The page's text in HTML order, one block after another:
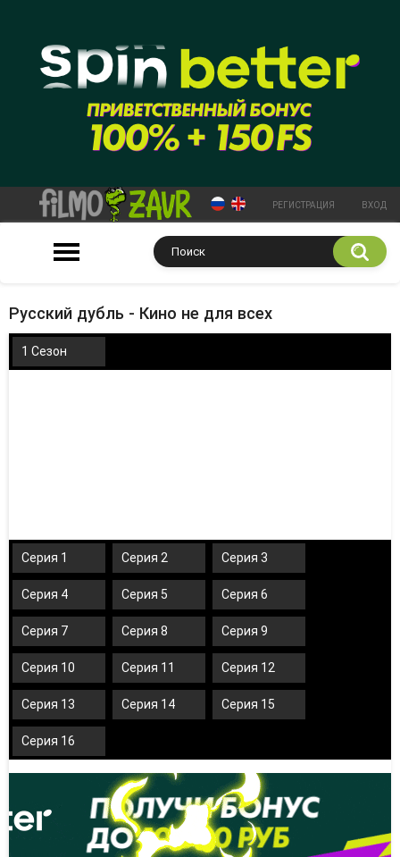
РЕГИСТРАЦИЯ ВХОД
Русский дубль - Кино не для всех
1 Сезон
Серия 1 Серия 2 Серия 3
Серия 4 Серия 5 Серия 6
Серия 7 Серия 8 Серия 9
Серия 10 Серия 11 Серия 12
Серия 13 Серия 14 Серия 15
Серия 16